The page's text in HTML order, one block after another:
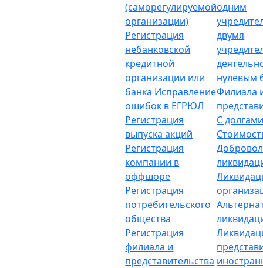
(саморегулируемой
организации)
Регистрация
небанковской
кредитной
организации или
банка Исправление
ошибок в ЕГРЮЛ
Регистрация
выпуска акций
Регистрация
компании в
оффшоре
Регистрация
потребительского
общества
Регистрация
филиала и
представительства
одним
двумя
нулевым
Филиала
С